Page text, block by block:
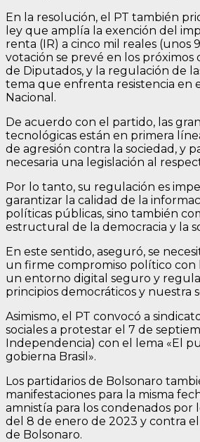
En la resolución, el PT también
ley que amplía la exención del
renta (IR) a cinco mil reales (unos
votación se prevé en los próximos
de Diputados, y la regulación de
tema que enfrenta resistencia en
Nacional.
De acuerdo con el partido, las
tecnológicas están en primera
de agresión contra la sociedad, y
necesaria una legislación al
Por lo tanto, su regulación es
garantizar la calidad de la
políticas públicas, sino también
estructural de la democracia y la
En este sentido, aseguró, se
un firme compromiso político con
un entorno digital seguro y
principios democráticos y nuestra
Asimismo, el PT convocó a
sociales a protestar el 7 de
Independencia) con el lema «El
gobierna Brasil».
Los partidarios de Bolsonaro
manifestaciones para la misma
amnistía para los condenados por
del 8 de enero de 2023 y contra
de Bolsonaro.